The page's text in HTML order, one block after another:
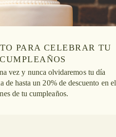
PARA CELEBRAR TU
CUMPLEAÑOS
vez y nunca olvidaremos tu día
de hasta un 20% de descuento en el
de tu cumpleaños.